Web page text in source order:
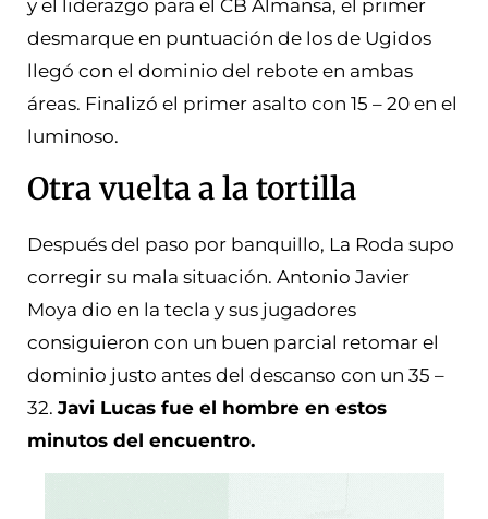
y el liderazgo para el CB Almansa, el primer
desmarque en puntuación de los de Ugidos
llegó con el dominio del rebote en ambas
áreas. Finalizó el primer asalto con 15 – 20 en el
luminoso.
Otra vuelta a la tortilla
Después del paso por banquillo, La Roda supo
corregir su mala situación. Antonio Javier
Moya dio en la tecla y sus jugadores
consiguieron con un buen parcial retomar el
dominio justo antes del descanso con un 35 –
32. Javi Lucas fue el hombre en estos
minutos del encuentro.